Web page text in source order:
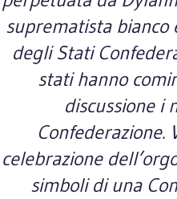
suprematista bianco
degli Stati
stati hanno
discussione i
Confederazione.
celebrazione
simboli di una